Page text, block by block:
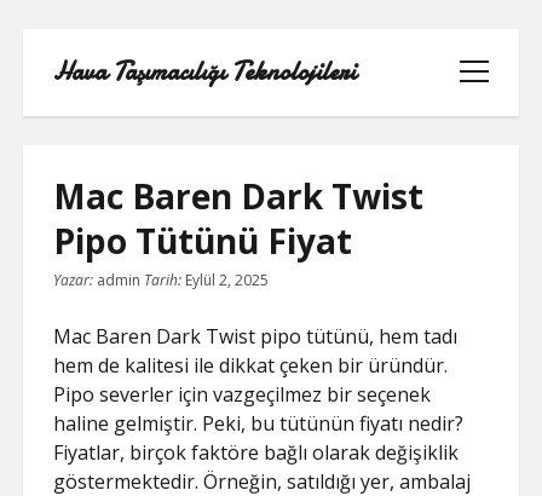
Hava Taşımacılığı Teknolojileri
menüyü
aç
LINKEDIN BEĞENI ATMA HILESI
BEDAVA
LISTE
SAYFA LISTESI
TWITTER GIZLI PORNOLAR
Mac Baren Dark Twist
Pipo Tütünü Fiyat
Yazar: admin Tarih: Eylül 2, 2025
Mac Baren Dark Twist pipo tütünü, hem tadı
hem de kalitesi ile dikkat çeken bir üründür.
Pipo severler için vazgeçilmez bir seçenek
haline gelmiştir. Peki, bu tütünün fiyatı nedir?
Fiyatlar, birçok faktöre bağlı olarak değişiklik
göstermektedir. Örneğin, satıldığı yer, ambalaj